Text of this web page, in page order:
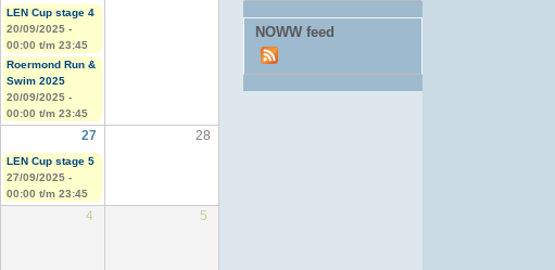
LEN Cup stage 4
20/09/2025 -
00:00 t/m 23:45
Roermond Run &
Swim 2025
20/09/2025 -
00:00 t/m 23:45
27 28
LEN Cup stage 5
27/09/2025 -
00:00 t/m 23:45
4 5
NOWW feed